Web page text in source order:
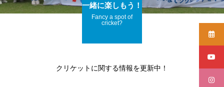
一緒に楽しもう！
Fancy a spot of
cricket?
クリケットに関する情報を更新中！